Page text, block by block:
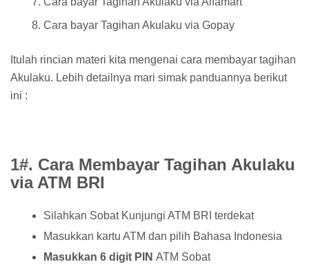
Cara bayar Tagihan Akulaku via Gopay
Itulah rincian materi kita mengenai cara membayar tagihan
Akulaku. Lebih detailnya mari simak panduannya berikut
ini :
1#. Cara Membayar Tagihan Akulaku
via ATM BRI
Silahkan Sobat Kunjungi ATM BRI terdekat
Masukkan kartu ATM dan pilih Bahasa Indonesia
Masukkan 6 digit PIN ATM Sobat